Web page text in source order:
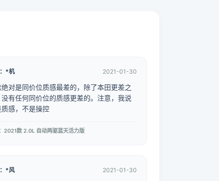
*机 2021-01-30
对是同价位质感最差的，除了本田更差之
没有任何同价位的质感更差的。注意，我说
质感，不是操控
2021款 2.0L 自动两驱蓝天活力版
*风 2021-01-30